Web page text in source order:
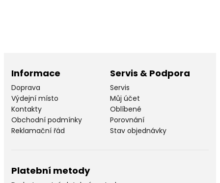
Informace
Doprava
Výdejní místo
Kontakty
Obchodní podmínky
Reklamační řád
Servis & Podpora
Servis
Můj účet
Oblíbené
Porovnání
Stav objednávky
Platební metody